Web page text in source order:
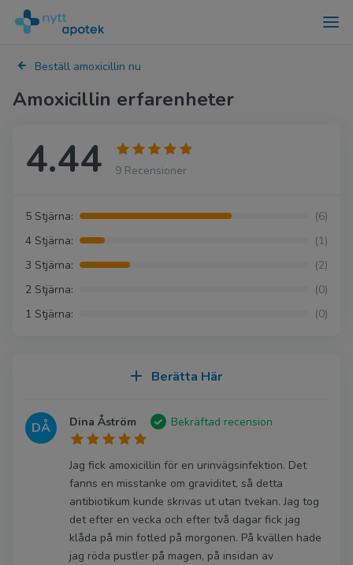
Beställ amoxicillin nu
Amoxicillin erfarenheter
Berätta Här
DÅ Dina Åström Bekräftad recension
Jag fick amoxicillin för en urinvägsinfektion. Det
fanns en misstanke om graviditet, så detta
antibiotikum kunde skrivas ut utan tvekan. Jag tog
det efter en vecka och efter två dagar fick jag
klåda på min fotled på morgonen. På kvällen hade
jag röda pustler på magen, på insidan av
4.44 9 Recensioner
5 Stjärna:
(6)
4 Stjärna:
(1)
3 Stjärna:
(2)
2 Stjärna:
(0)
1 Stjärna:
(0)